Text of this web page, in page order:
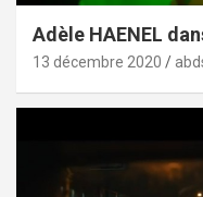
Adèle HAENEL
13 décembre 2020